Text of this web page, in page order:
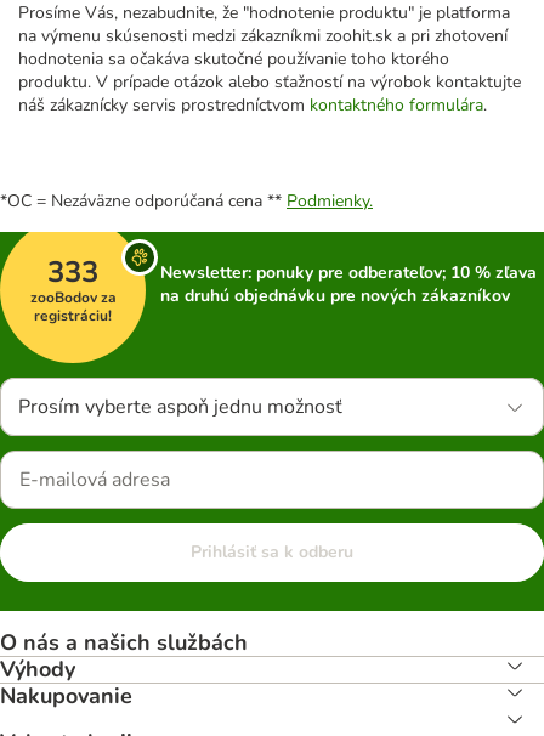
Prosíme Vás, nezabudnite, že "hodnotenie produktu" je platforma
na výmenu skúsenosti medzi zákazníkmi zoohit.sk a pri zhotovení
hodnotenia sa očakáva skutočné používanie toho ktorého
produktu. V prípade otázok alebo sťažností na výrobok kontaktujte
náš zákaznícky servis prostredníctvom kontaktného formulára.
*OC = Nezáväzne odporúčaná cena ** Podmienky.
333
zooBodov za
registráciu!
Newsletter: ponuky pre odberateľov; 10 % zľava
na druhú objednávku pre nových zákazníkov
Prosím vyberte aspoň jednu možnosť
Prihlásiť sa k odberu
O nás a našich službách
Výhody
Nakupovanie